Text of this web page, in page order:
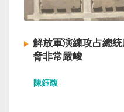
解放軍演練攻占總
脅非常嚴峻
陳鈺馥